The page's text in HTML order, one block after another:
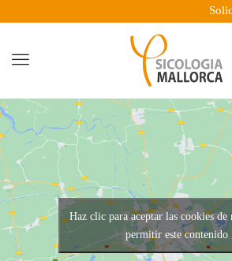
Menu
Haz clic para aceptar las cookies
permitir este contenido